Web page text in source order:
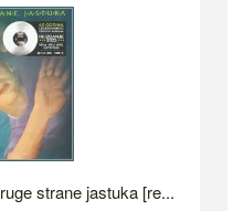
strane jastuka [re...